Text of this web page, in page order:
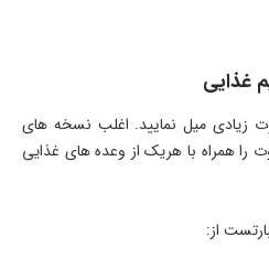
غذایی
زیادی میل نمایید. اغلب نسخه ­های
همراه با هریک از وعده­ های غذایی
از: